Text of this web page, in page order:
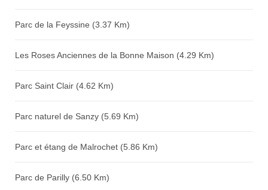
Parc de la Feyssine (3.37 Km)
Les Roses Anciennes de la Bonne Maison (4.29 Km)
Parc Saint Clair (4.62 Km)
Parc naturel de Sanzy (5.69 Km)
Parc et étang de Malrochet (5.86 Km)
Parc de Parilly (6.50 Km)